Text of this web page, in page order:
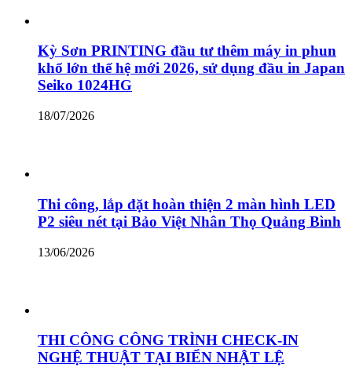
Kỳ Sơn PRINTING đầu tư thêm máy in phun
khổ lớn thế hệ mới 2026, sử dụng đầu in Japan
Seiko 1024HG
18/07/2026
Thi công, lắp đặt hoàn thiện 2 màn hình LED
P2 siêu nét tại Bảo Việt Nhân Thọ Quảng Bình
13/06/2026
THI CÔNG CÔNG TRÌNH CHECK-IN
NGHỆ THUẬT TẠI BIỂN NHẬT LỆ